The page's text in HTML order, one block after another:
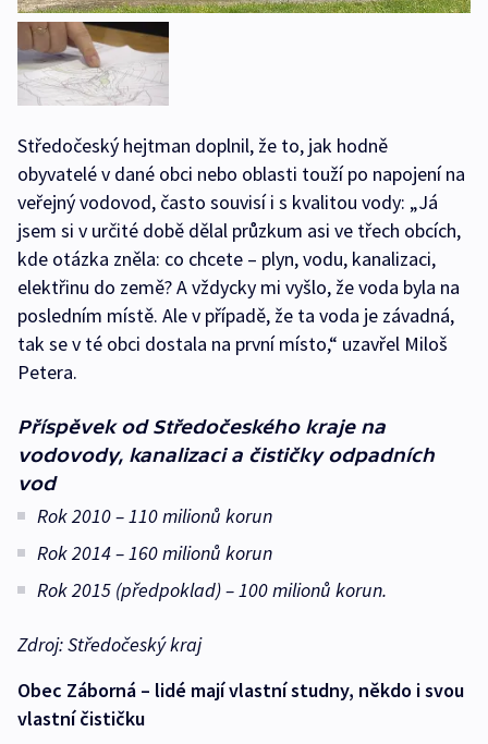
Středočeský hejtman doplnil, že to, jak hodně
obyvatelé v dané obci nebo oblasti touží po napojení na
veřejný vodovod, často souvisí i s kvalitou vody: „Já
jsem si v určité době dělal průzkum asi ve třech obcích,
kde otázka zněla: co chcete – plyn, vodu, kanalizaci,
elektřinu do země? A vždycky mi vyšlo, že voda byla na
posledním místě. Ale v případě, že ta voda je závadná,
tak se v té obci dostala na první místo,“ uzavřel Miloš
Petera.
Příspěvek od Středočeského kraje na
vodovody, kanalizaci a čističky odpadních
vod
Rok 2010 – 110 milionů korun
Rok 2014 – 160 milionů korun
Rok 2015 (předpoklad) – 100 milionů korun.
Zdroj: Středočeský kraj
Obec Záborná – lidé mají vlastní studny, někdo i svou
vlastní čističku